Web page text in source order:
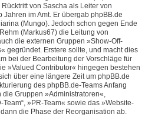
von Sascha als Leiter von
im Amt. Er übergab phpBB.de
(Mungo). Jedoch schon gegen Ende
(Markus67) die Leitung von
die externen Gruppen »Show-Off-
gegründet. Erstere sollte, und macht dies
bei der Bearbeitung der Vorschläge für
»Valued Contributor« hingegen bestehen
über eine längere Zeit um phpBB.de
des phpBB.de-Teams Anfang
Gruppen »Administratoren«,
»PR-Team« sowie das »Website-
die Phase der Reorganisation ab.